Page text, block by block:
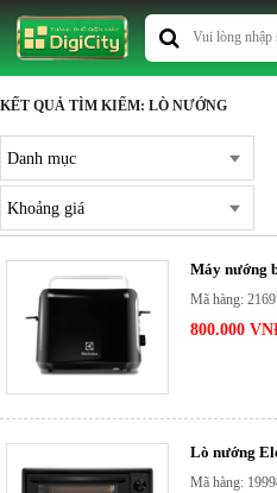
KẾT QUẢ TÌM KIẾM: LÒ NƯỚNG
Danh mục
Khoảng giá
Máy nướng
Mã hàng:
800.000
Lò nướng
Mã hàng: